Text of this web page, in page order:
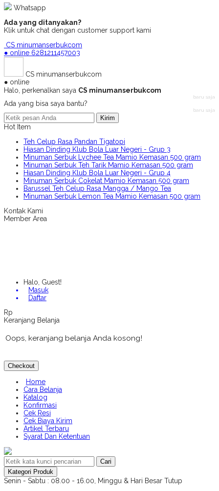
Whatsapp
Ada yang ditanyakan?
Klik untuk chat dengan customer support kami
CS minumanserbukcom
● online 6281211457003
CS minumanserbukcom
● online
Halo, perkenalkan saya CS minumanserbukcom
baru saja
Ada yang bisa saya bantu?
baru saja
Kirim
Hot Item
Teh Celup Rasa Pandan Tigatopi
Hiasan Dinding Klub Bola Luar Negeri - Grup 3
Minuman Serbuk Lychee Tea Mamio Kemasan 500 gram
Minuman Serbuk Teh Tarik Mamio Kemasan 500 gram
Hiasan Dinding Klub Bola Luar Negeri - Grup 4
Minuman Serbuk Cokelat Mamio Kemasan 500 gram
Barussel Teh Celup Rasa Mangga / Mango Tea
Minuman Serbuk Lemon Tea Mamio Kemasan 500 gram
Kontak Kami
Member Area
Halo, Guest!
Masuk
Daftar
Rp
Keranjang Belanja
Oops, keranjang belanja Anda kosong!
Checkout
Home
Cara Belanja
Katalog
Konfirmasi
Cek Resi
Cek Biaya Kirim
Artikel Terbaru
Syarat Dan Ketentuan
Cari
Kategori Produk
Senin - Sabtu : 08.00 - 16.00, Minggu & Hari Besar Tutup